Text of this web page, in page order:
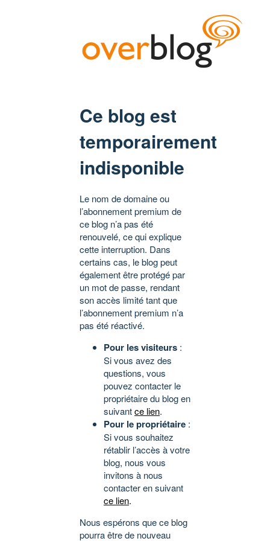
Ce blog est
temporairement
indisponible
Le nom de domaine ou
l’abonnement premium de
ce blog n’a pas été
renouvelé, ce qui explique
cette interruption. Dans
certains cas, le blog peut
également être protégé par
un mot de passe, rendant
son accès limité tant que
l’abonnement premium n’a
pas été réactivé.
Pour les visiteurs :
Si vous avez des
questions, vous
pouvez contacter le
propriétaire du blog en
suivantce lien.
Pour le propriétaire :
Si vous souhaitez
rétablir l’accès à votre
blog, nous vous
invitons à nous
contacter en suivant
ce lien.
Nous espérons que ce blog
pourra être de nouveau